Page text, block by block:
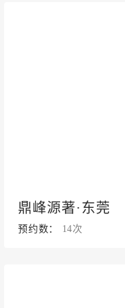
鼎峰源著·东莞
预约数： 14次